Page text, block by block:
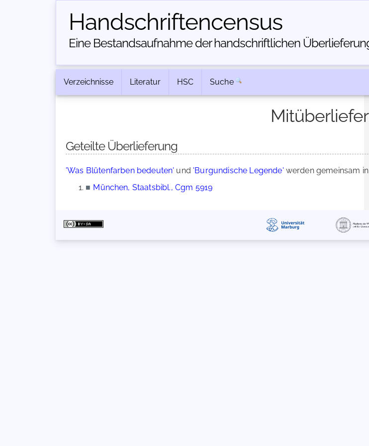
Handschriften­census
Eine Bestandsaufnahme der handschriftlichen
Verzeichnisse Literatur HSC Suche
Geteilte Überlieferung
'Was Blütenfarben bedeuten' und 'Burgundische Legende' werden gemeinsam
■ München, Staatsbibl., Cgm 5919